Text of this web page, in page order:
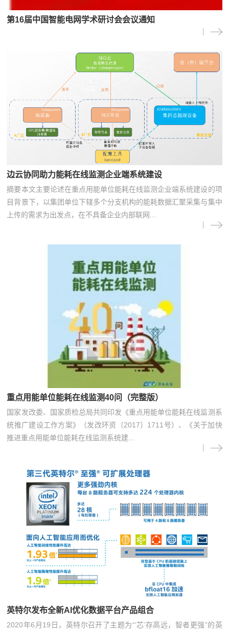
第16届中国智能电网学术研讨会会议通知
边云协同助力能耗在线监测企业端系统建设
摘要本文主要论述在重点用能单位能耗在线监测企业端系统建设的项
目背景下，以集团单位下辖多个分支机构的能耗数据汇聚采集与集中
上传的需求为出发点，在不具备企业内部联网...
重点用能单位能耗在线监测40问（完整版）
国家发改委、国家质检总局共同印发《重点用能单位能耗在线监测系
统推广建设工作方案》（发改环资〔2017〕1711号）、《关于加快
推进重点用能单位能耗在线监测系统建...
英特尔发布全新AI优化数据平台产品组合
2020年6月19日，英特尔召开了主题为“‘芯’存高远，智者更强”的英